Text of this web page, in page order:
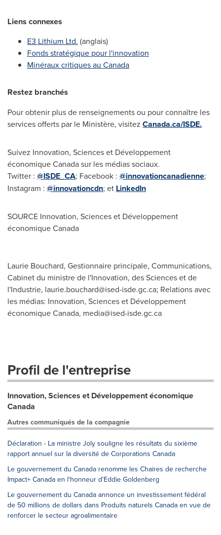
Liens connexes
E3 Lithium Ltd. (anglais)
Fonds stratégique pour l'innovation
Minéraux critiques au Canada
Restez branchés
Pour obtenir plus de renseignements ou pour connaître les
services offerts par le Ministère, visitez Canada.ca/ISDE.
Suivez Innovation, Sciences et Développement
économiqueCanadasur les médias sociaux.
Twitter : @ISDE_CA; Facebook : @innovationcanadienne;
Instagram : @innovationcdn; et LinkedIn
SOURCE Innovation, Sciences et Développement
économiqueCanada
Laurie Bouchard, Gestionnaire principale, Communications,
Cabinet du ministre de l'Innovation, des Sciences et de
l'Industrie, laurie.bouchard@ised-isde.gc.ca; Relations avec
les médias: Innovation, Sciences et Développement
économique Canada, media@ised-isde.gc.ca
Profil de l'entreprise
Innovation, Sciences et Développement économique
Canada
Autres communiqués de la compagnie
Déclaration - La ministre Joly souligne les résultats du sixième
rapport annuel sur la diversité de Corporations Canada
Le gouvernement du Canada renomme les Chaires de recherche
Impact+ Canada en l'honneur d'Eddie Goldenberg
Le gouvernement du Canada annonce un investissement fédéral
de 50 millions de dollars dans Produits naturels Canada en vue de
renforcer le secteur agroalimentaire